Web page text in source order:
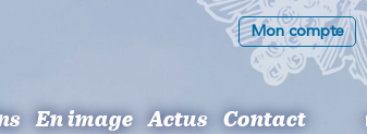
Mon compte
En image Actus Contact